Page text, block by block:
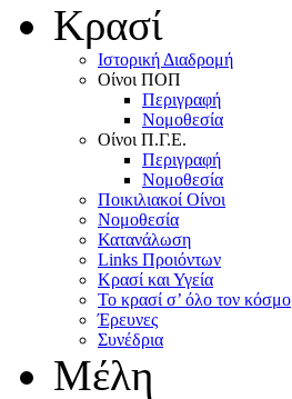
Κρασί
Iστορική Διαδρομή
Oίνοι ΠOΠ
Περιγραφή
Nομοθεσία
Oίνοι Π.Γ.E.
Περιγραφή
Νομοθεσία
Ποικιλιακοί Oίνοι
Nομοθεσία
Κατανάλωση
Links Προιόντων
Κρασί και Υγεία
To κρασί σ’ όλο τον κόσμο
Έρευνες
Συνέδρια
Μέλη